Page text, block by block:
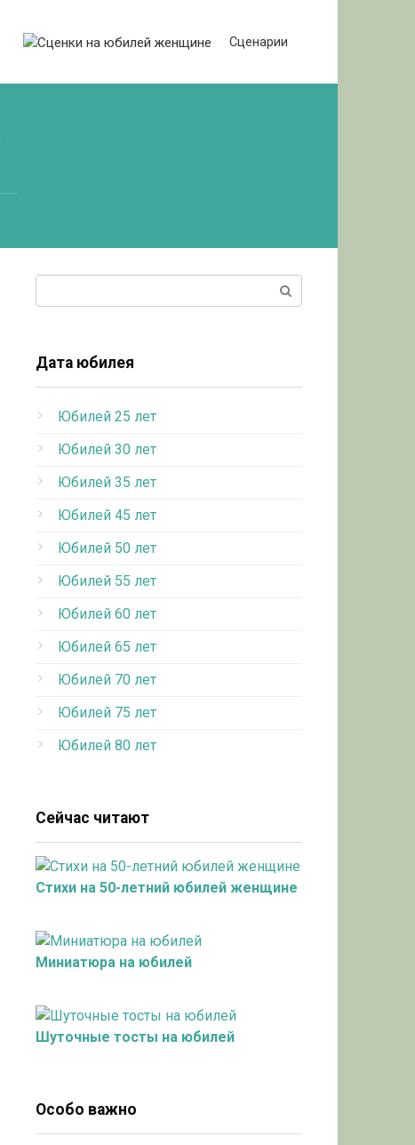
Сценарии
Дата юбилея
Юбилей 25 лет
Юбилей 30 лет
Юбилей 35 лет
Юбилей 45 лет
Юбилей 50 лет
Юбилей 55 лет
Юбилей 60 лет
Юбилей 65 лет
Юбилей 70 лет
Юбилей 75 лет
Юбилей 80 лет
Сейчас читают
Стихи на 50-летний юбилей женщине
Миниатюра на юбилей
Шуточные тосты на юбилей
Особо важно